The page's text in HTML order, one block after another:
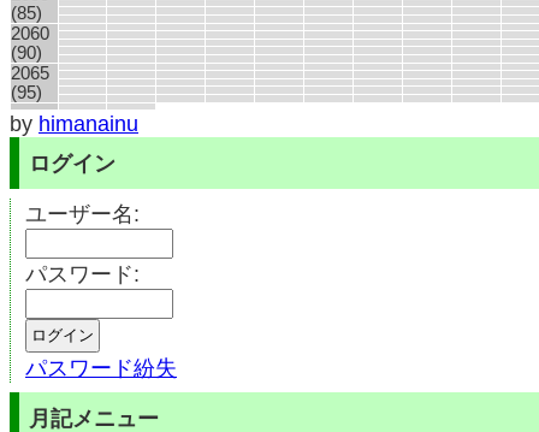
(85)
2060
(90)
2065
(95)
by himanainu
ログイン
ユーザー名:
パスワード:
パスワード紛失
月記メニュー